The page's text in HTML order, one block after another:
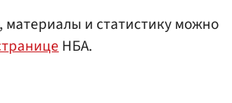
материалы и статистику можно
НБА.